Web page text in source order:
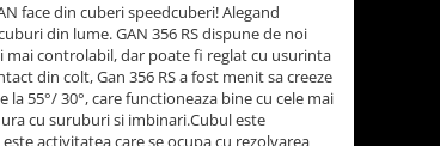
face din cuberi speedcuberi! Alegand
din lume. GAN 356 RS dispune de noi
mai controlabil, dar poate fi reglat cu usurinta
din colt, Gan 356 RS a fost menit sa creeze
55°/ 30°, care functioneaza bine cu cele mai
cu suruburi si imbinari.Cubul este
activitatea care se ocupa cu rezolvarea